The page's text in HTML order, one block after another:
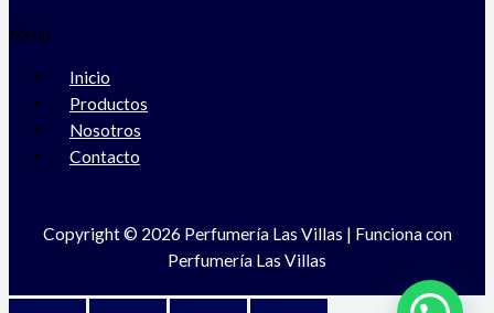
Menú
Inicio
Productos
Nosotros
Contacto
Copyright © 2026 Perfumería Las Villas | Funciona con
Perfumería Las Villas